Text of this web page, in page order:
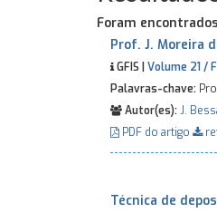
Foram
Prof. J. Moreira
GFIS | Volume 21 /
Palavras-chave:
Autor(es):J.
PDF do artigo
Técnica de